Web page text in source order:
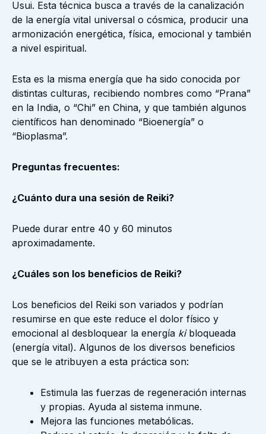
Usui. Esta técnica busca a través de la canalización
de la energía vital universal o cósmica, producir una
armonización energética, física, emocional y también
a nivel espiritual.
Esta es la misma energía que ha sido conocida por
distintas culturas, recibiendo nombres como “Prana”
en la India, o “Chi” en China, y que también algunos
científicos han denominado “Bioenergía” o
“Bioplasma”.
Preguntas frecuentes:
¿Cuánto dura una sesión de Reiki?
Puede durar entre 40 y 60 minutos
aproximadamente.
¿Cuáles son los beneficios de Reiki?
Los beneficios del Reiki son variados y podrían
resumirse en que este reduce el dolor físico y
emocional al desbloquear la energía ki bloqueada
(energía vital). Algunos de los diversos beneficios
que se le atribuyen a esta práctica son:
Estimula las fuerzas de regeneración internas
y propias. Ayuda al sistema inmune.
Mejora las funciones metabólicas.